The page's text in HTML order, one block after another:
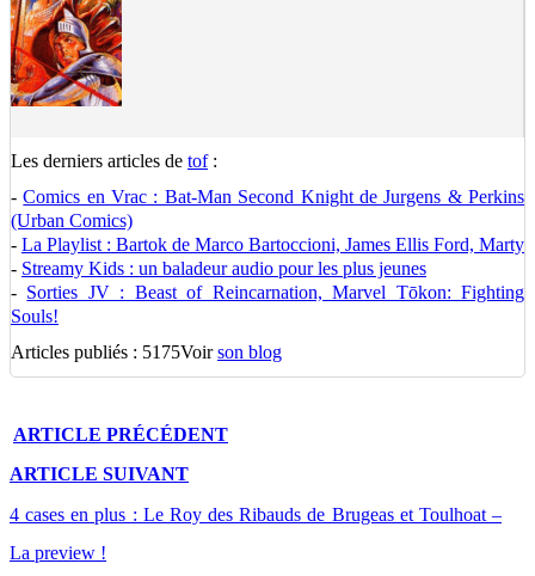
Les derniers articles de tof:
-Comics en Vrac : Bat-Man Second Knight de Jurgens & Perkins
(Urban Comics)
- La Playlist : Bartok de Marco Bartoccioni, James Ellis Ford, Marty
- Streamy Kids : un baladeur audio pour les plus jeunes
- Sorties JV : Beast of Reincarnation, Marvel Tōkon: Fighting
Souls!
Articles publiés : 5175Voirson blog
ARTICLE PRÉCÉDENT
ARTICLE SUIVANT
4 cases en plus : Le Roy des Ribauds de Brugeas et Toulhoat –
La preview !